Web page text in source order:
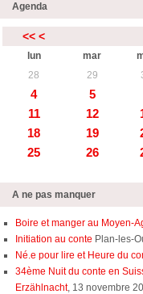
Agenda
<< <
lun mar
28
29
4
5
11
12
18
19
25
26
A ne pas manquer
Boire et manger au Moyen-
Initiation au conte Plan-les-
Né.e pour lire et Heure du
34ème Nuit du conte en
Erzählnacht, 13 novembre